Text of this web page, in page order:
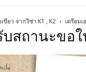
ขียว จากวีซ่า K1 , K2 เตรียม
สถานะขอใ